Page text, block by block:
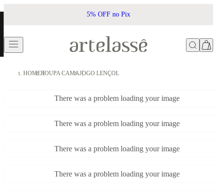
5% OFF no Pix
HOMEROUPA CAMAJOGO LENÇOL
There was a problem loading your image
There was a problem loading your image
There was a problem loading your image
There was a problem loading your image